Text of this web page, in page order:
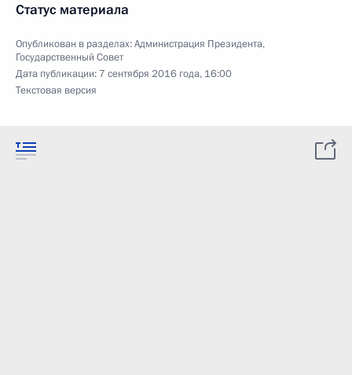
Статус материала
Опубликован в разделах:Администрация Президента,
Государственный Совет
Дата публикации: 7 сентября 2016 года, 16:00
Текстовая версия